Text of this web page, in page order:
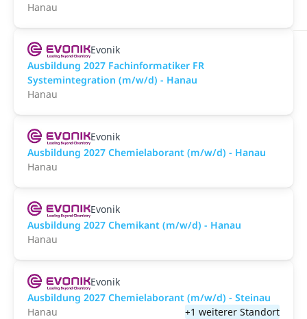
Hanau
Evonik
Ausbildung 2027 Fachinformatiker FR
Systemintegration (m/w/d) - Hanau
Hanau
Evonik
Ausbildung 2027 Chemielaborant (m/w/d) - Hanau
Hanau
Evonik
Ausbildung 2027 Chemikant (m/w/d) - Hanau
Hanau
Evonik
Ausbildung 2027 Chemielaborant (m/w/d) - Steinau
Hanau
+1 weiterer Standort